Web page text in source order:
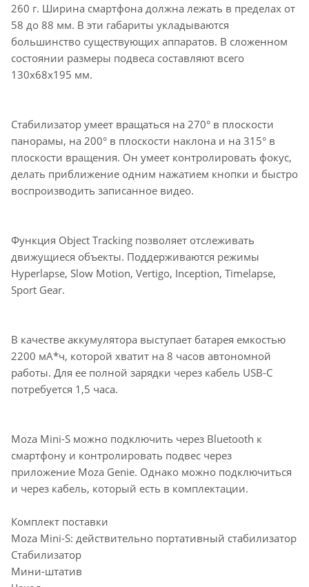
260 г. Ширина смартфона должна лежать в пределах от
58 до 88 мм. В эти габариты укладываются
большинство существующих аппаратов. В сложенном
состоянии размеры подвеса составляют всего
130x68x195 мм.
Стабилизатор умеет вращаться на 270° в плоскости
панорамы, на 200° в плоскости наклона и на 315° в
плоскости вращения. Он умеет контролировать фокус,
делать приближение одним нажатием кнопки и быстро
воспроизводить записанное видео.
Функция Object Tracking позволяет отслеживать
движущиеся объекты. Поддерживаются режимы
Hyperlapse, Slow Motion, Vertigo, Inception, Timelapse,
Sport Gear.
В качестве аккумулятора выступает батарея емкостью
2200 мА*ч, которой хватит на 8 часов автономной
работы. Для ее полной зарядки через кабель USB-C
потребуется 1,5 часа.
Moza Mini-S можно подключить через Bluetooth к
смартфону и контролировать подвес через
приложение Moza Genie. Однако можно подключиться
и через кабель, который есть в комплектации.
Комплект поставки
Moza Mini-S: действительно портативный стабилизатор
Стабилизатор
Мини-штатив